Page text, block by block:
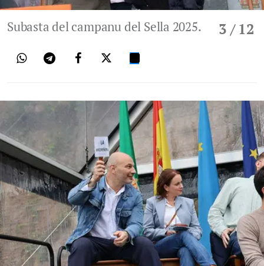
3 / 12
Subasta del campanu del Sella 2025.